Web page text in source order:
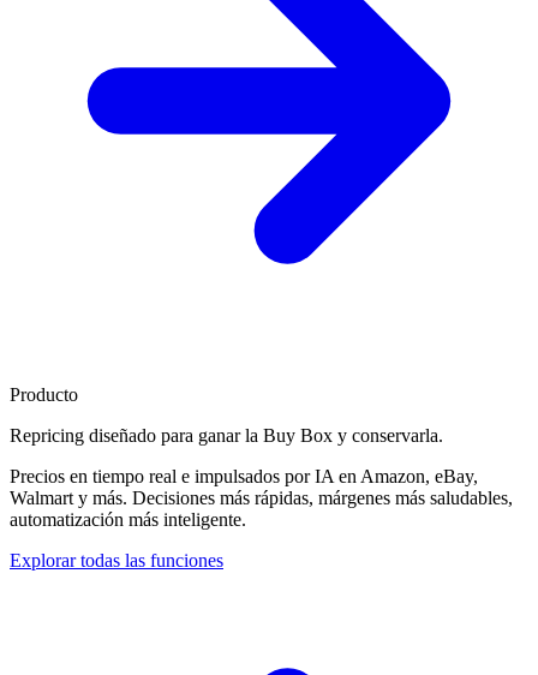
Producto
Repricing diseñado para ganar la Buy Box y conservarla.
Precios en tiempo real e impulsados por IA en Amazon, eBay,
Walmart y más. Decisiones más rápidas, márgenes más saludables,
automatización más inteligente.
Explorar todas las funciones